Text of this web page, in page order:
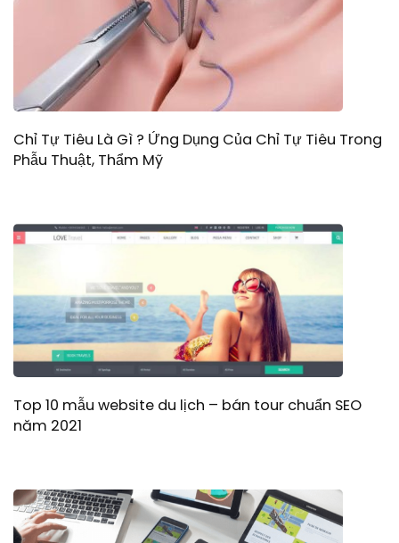
Chỉ Tự Tiêu Là Gì ? Ứng Dụng Của Chỉ Tự Tiêu Trong
Phẫu Thuật, Thẩm Mỹ
Top 10 mẫu website du lịch – bán tour chuẩn SEO
năm 2021